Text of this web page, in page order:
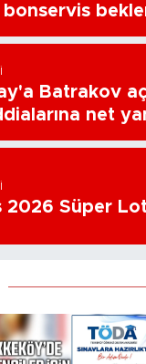
Batrakov
net
Süper